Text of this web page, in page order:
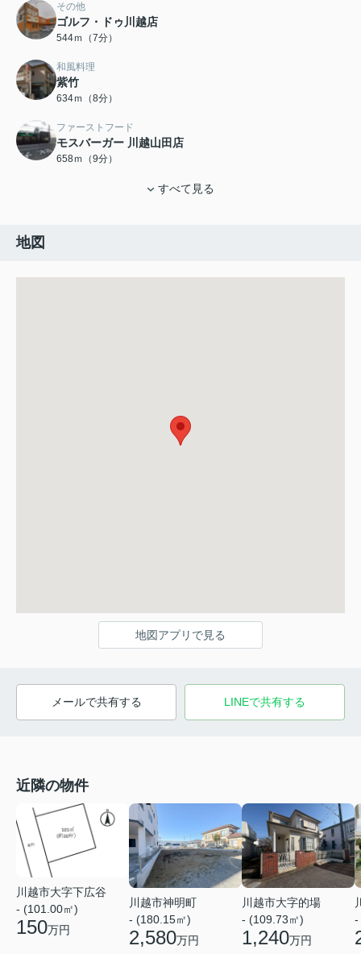
その他
ゴルフ・ドゥ川越店
544ｍ（7分）
和風料理
紫竹
634ｍ（8分）
ファーストフード
モスバーガー 川越山田店
658ｍ（9分）
すべて見る
地図
地図アプリで見る
メールで共有する LINEで共有する
近隣の物件
川越市大字下広谷
- (101.00㎡)
150万円
川越市神明町
- (180.15㎡)
2,580万円
川越市大字的場
- (109.73㎡)
1,240万円
-